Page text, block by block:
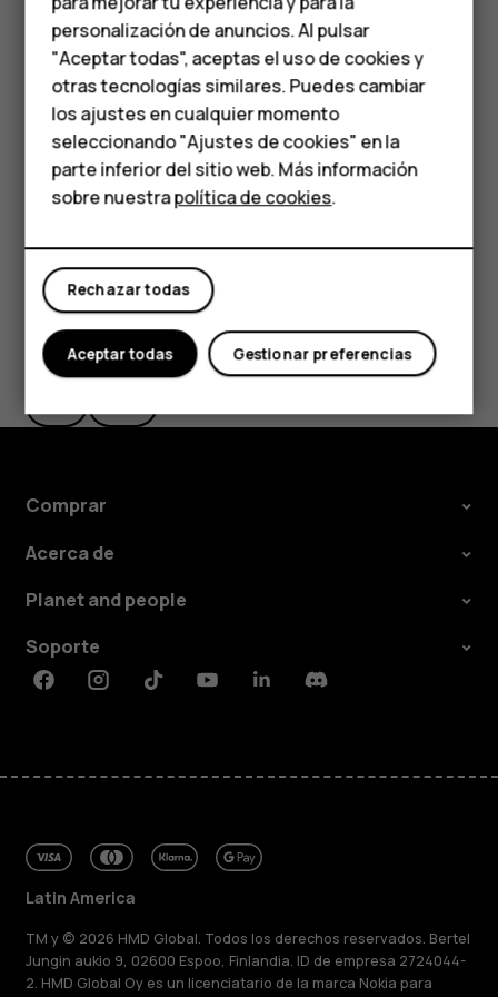
Teléfonos para
personas mayores
HMD Terra M
Comprar
Mi cuenta
Compartir fotos y videos
Puede compartir sus fotos y videos rápida y fácilmente
para que los vean sus amigos y familiares.
EnFotos, presione la foto que desee compartir y
.
Seleccione cómo quiere compartir la foto o el video.
¿Te ha parecido útil?
Comprar
Acerca de
Planet and people
Soporte
FacebookInstagramTiktokYoutubeLinkedinDiscord
Latin America
TM y © 2026 HMD Global. Todos los derechos reservados. Bertel
Jungin aukio 9, 02600 Espoo, Finlandia. ID de empresa 2724044-
2. HMD Global Oy es un licenciatario de la marca Nokia para
personalización de anuncios. Al pulsar
"Aceptar todas", aceptas el uso de cookies y
otras tecnologías similares. Puedes cambiar
los ajustes en cualquier momento
seleccionando "Ajustes de cookies" en la
parte inferior del sitio web. Más información
sobre nuestrapolítica de cookies.
Rechazar todas
Gestionar preferencias
Aceptar todas